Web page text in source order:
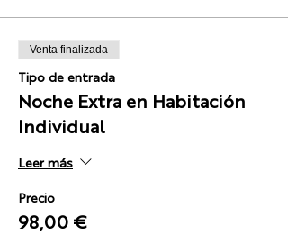
Venta finalizada
Tipo de entrada
Noche Extra en Habitación
Individual
Leer más
Precio
98,00 €